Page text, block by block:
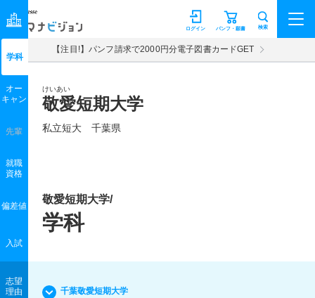
マナビジョン パンフ・願書
ログイン 検索
【注目!】パンフ請求で2000円分電子図書カードGET
けいあい
敬愛短期大学
私立短大 千葉県
学科
オー
キャン
先輩
就職
資格
偏差値
入試
志望
理由
敬愛短期大学/
学科
千葉敬愛短期大学